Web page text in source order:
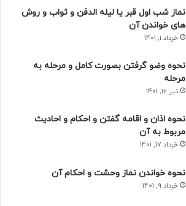
نماز شب اول قبر یا لیله الدفن و ثواب و روش
های خواندن آن
خرداد 1, 1401
نحوه وضو گرفتن بصورت کامل و مرحله به
مرحله
تیر 16, 1401
نحوه اذان و اقامه گفتن و احکام و احادیث
مربوط به آن
خرداد 17, 1401
نحوه خواندن نماز وحشت و احکام آن
خرداد 9, 1401